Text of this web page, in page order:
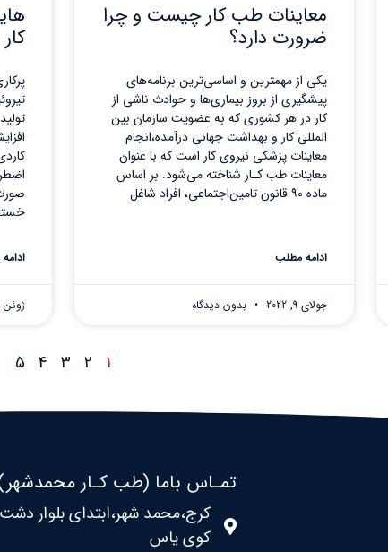
معاینات طب کار چیست و چرا
ضرورت دارد؟
یکی از مهمترین و اساسی‌ترین برنامه‌های
پیشگیری از بروز بیماری‌ها و حوادث ناشی از
کار در هر کشوری که به عضویت سازمان بین
المللی کار و بهداشت جهانی درآمده،انجام
معاینات پزشکی نیروی کار است که با عنوان
معاینات طب کـار شناخته می‌شود. بر اساس
ماده ۹۰ قانون تامین‌اجتماعی، افراد شاغل
ادامه مطلب
جولای 9, 2022 بدون دیدگاه
کار
ژوئن 21, 2022
1
2
3
4
5
تمـاس باما (طب کـار
کرج،محمد شهر،ابتدای بلوار
کوی یاس